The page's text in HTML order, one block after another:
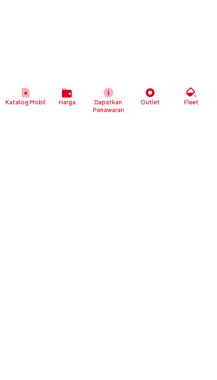
Katalog Mobil Harga
Dapatkan
Penawaran
Outlet Fleet